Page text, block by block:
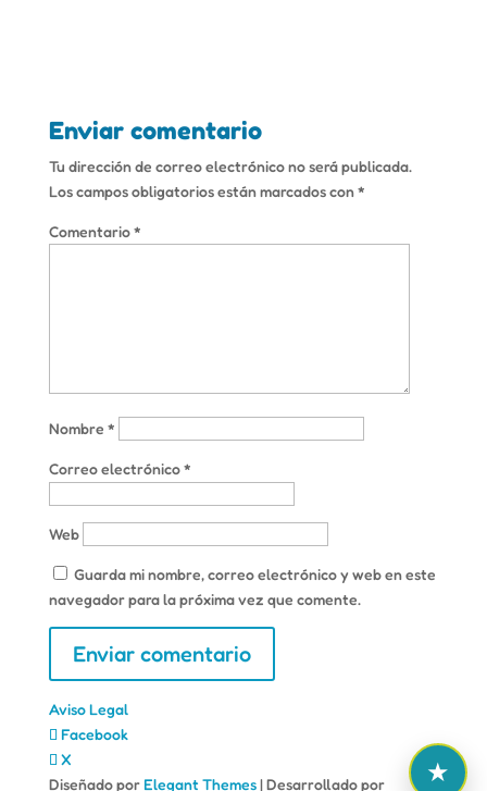
Enviar comentario
Tu dirección de correo electrónico no será publicada.
Los campos obligatorios están marcados con*
Comentario*
Nombre *
Correo electrónico*
Web
Guarda mi nombre, correo electrónico y web en este
navegador para la próxima vez que comente.
Aviso Legal
Facebook
X
Diseñado porElegant Themes| Desarrollado por